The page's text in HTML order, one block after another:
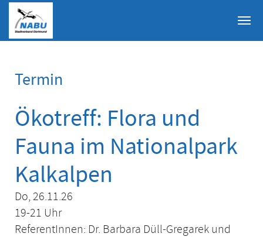
Skip to main content
Termin
Ökotreff: Flora und
Fauna im Nationalpark
Kalkalpen
Do, 26.11.26
19-21 Uhr
ReferentInnen: Dr. Barbara Düll-Gregarek und